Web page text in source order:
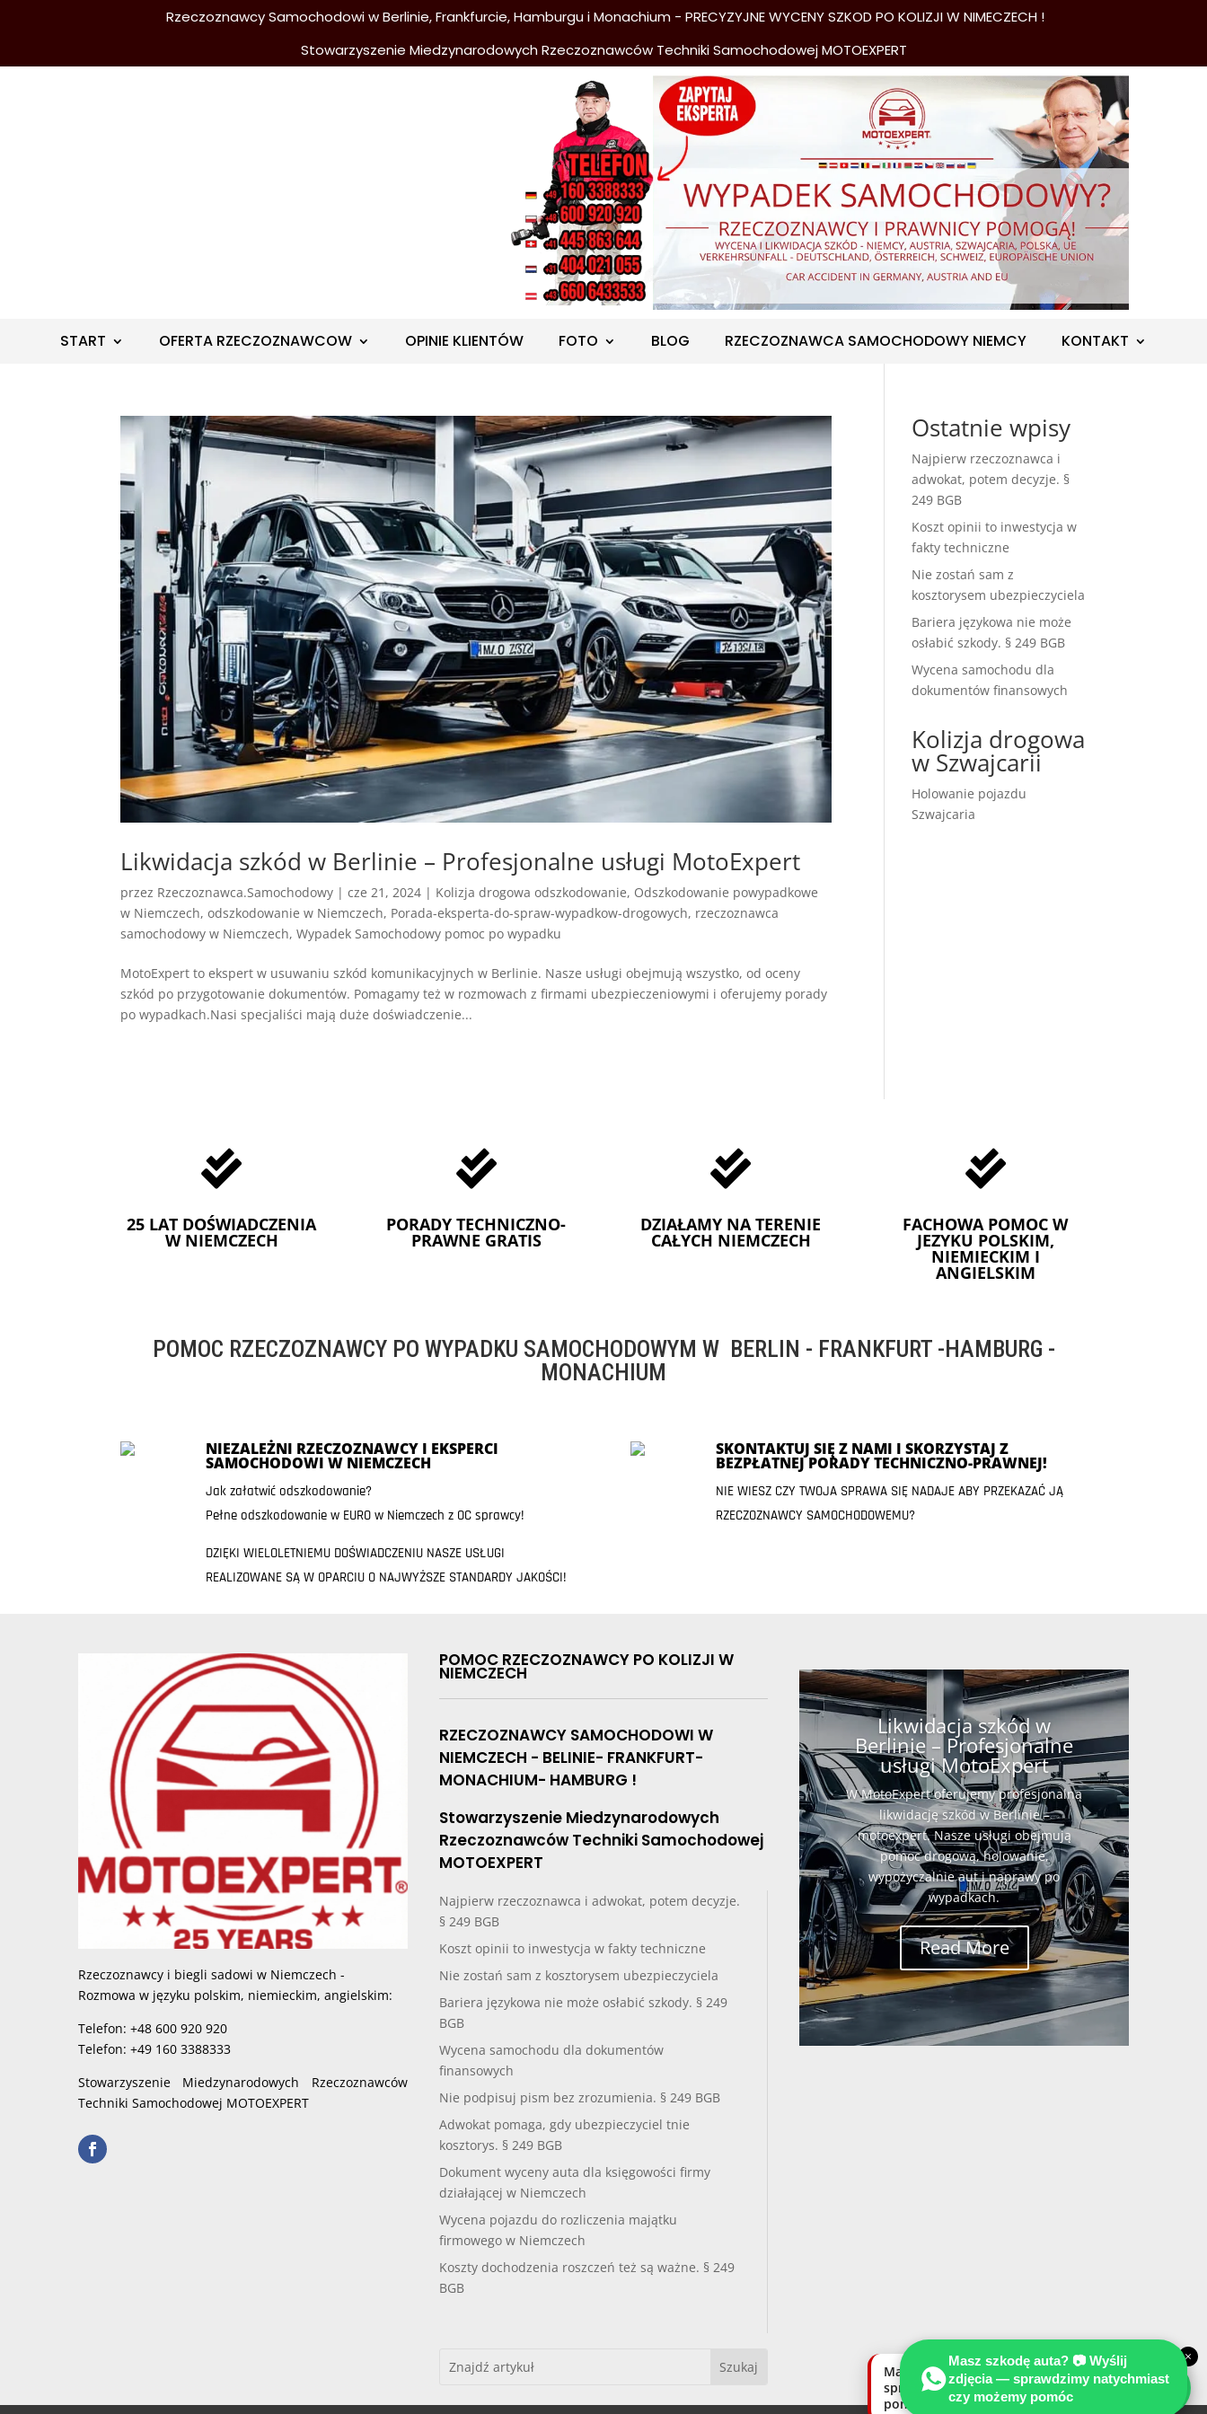
Rzeczoznawcy Samochodowi w Berlinie, Frankfurcie, Hamburgu i Monachium - PRECYZYJNE WYCENY SZKOD PO KOLIZJI W NIMECZECH !
Stowarzyszenie Miedzynarodowych Rzeczoznawców Techniki Samochodowej MOTOEXPERT
START OFERTA RZECZOZNAWCOW OPINIE KLIENTÓW FOTO BLOG RZECZOZNAWCA SAMOCHODOWY NIEMCY KONTAKT
Likwidacja szkód w Berlinie – Profesjonalne usługi MotoExpert
przez Rzeczoznawca.Samochodowy |cze 21, 2024 | Kolizja drogowa odszkodowanie, Odszkodowanie powypadkowe
w Niemczech,odszkodowanie w Niemczech, Porada-eksperta-do-spraw-wypadkow-drogowych, rzeczoznawca
samochodowy w Niemczech,Wypadek Samochodowy pomoc po wypadku
MotoExpert to ekspert w usuwaniu szkód komunikacyjnych w Berlinie. Nasze usługi obejmują wszystko, od oceny
szkód po przygotowanie dokumentów. Pomagamy też w rozmowach z firmami ubezpieczeniowymi i oferujemy porady
po wypadkach.Nasi specjaliści mają duże doświadczenie...
Ostatnie wpisy
Najpierw rzeczoznawca i
adwokat, potem decyzje. §
249 BGB
Koszt opinii to inwestycja w
fakty techniczne
Nie zostań sam z
kosztorysem ubezpieczyciela
Bariera językowa nie może
osłabić szkody. § 249 BGB
Wycena samochodu dla
dokumentów finansowych
Kolizja drogowa
w Szwajcarii
Holowanie pojazdu
Szwajcaria

25 LAT DOŚWIADCZENIA
W NIEMCZECH

PORADY TECHNICZNO-
PRAWNE GRATIS

DZIAŁAMY NA TERENIE
CAŁYCH NIEMCZECH

FACHOWA POMOC W
JEZYKU POLSKIM,
NIEMIECKIM I
ANGIELSKIM
POMOC RZECZOZNAWCY PO WYPADKU SAMOCHODOWYM W BERLIN - FRANKFURT -HAMBURG -
MONACHIUM
NIEZALEŻNI RZECZOZNAWCY I EKSPERCI
SAMOCHODOWI W NIEMCZECH
Jak załatwić odszkodowanie?
Pełne odszkodowanie w EURO w Niemczech z OC sprawcy!
DZIĘKI WIELOLETNIEMU DOŚWIADCZENIU NASZE USŁUGI
REALIZOWANE SĄ W OPARCIU O NAJWYŻSZE STANDARDY JAKOŚCI!
SKONTAKTUJ SIĘ Z NAMI I SKORZYSTAJ Z
BEZPŁATNEJ PORADY TECHNICZNO-PRAWNEJ!
NIE WIESZ CZY TWOJA SPRAWA SIĘ NADAJE ABY PRZEKAZAĆ JĄ
RZECZOZNAWCY SAMOCHODOWEMU?
Rzeczoznawcy i biegli sadowi w Niemczech -
Rozmowa w języku polskim, niemieckim, angielskim:
Telefon: +48 600 920 920
Telefon: +49 160 3388333
Stowarzyszenie Miedzynarodowych Rzeczoznawców
Techniki Samochodowej MOTOEXPERT
POMOC RZECZOZNAWCY PO KOLIZJI W
NIEMCZECH
RZECZOZNAWCY SAMOCHODOWI W
NIEMCZECH - BELINIE- FRANKFURT-
MONACHIUM- HAMBURG !
Stowarzyszenie Miedzynarodowych
Rzeczoznawców Techniki Samochodowej
MOTOEXPERT
Najpierw rzeczoznawca i adwokat, potem decyzje.
§ 249 BGB
Koszt opinii to inwestycja w fakty techniczne
Nie zostań sam z kosztorysem ubezpieczyciela
Bariera językowa nie może osłabić szkody. § 249
BGB
Wycena samochodu dla dokumentów
finansowych
Nie podpisuj pism bez zrozumienia. § 249 BGB
Adwokat pomaga, gdy ubezpieczyciel tnie
kosztorys. § 249 BGB
Dokument wyceny auta dla księgowości firmy
działającej w Niemczech
Wycena pojazdu do rozliczenia majątku
firmowego w Niemczech
Koszty dochodzenia roszczeń też są ważne. § 249
BGB
Likwidacja szkód w
Berlinie – Profesjonalne
usługi MotoExpert
W MotoExpert oferujemy profesjonalną
likwidację szkód w Berlinie –
motoexpert. Nasze usługi obejmują
pomoc drogową, holowanie,
wypożyczalnie aut i naprawy po
wypadkach.
Read More
Masz szkodę auta? 📷 Wyślij
zdjęcia — sprawdzimy natychmiast
czy możemy pomóc
×
Masz szkodę auta? Wyślij zdjęcia —
sprawdzimy natychmiast, czy możemy
pomóc.